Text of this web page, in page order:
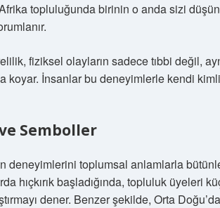
Afrika topluluğunda birinin o anda sizi
fiziksel olayların sadece tıbbi değil,
koyar. İnsanlar bu deneyimlerle kendi
Semboller
deneyimlerini toplumsal anlamlarla
hıçkırık başladığında, topluluk üyeleri
dener. Benzer şekilde, Orta